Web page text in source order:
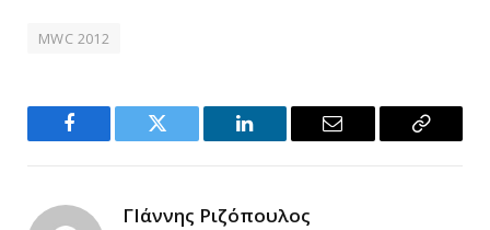
MWC 2012
Facebook Twitter LinkedIn Email
Copy
ΓΙάννης Ριζόπουλος